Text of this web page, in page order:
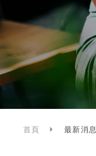
首頁 最新消息